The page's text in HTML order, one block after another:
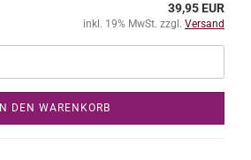
39,95 EUR
inkl. 19% MwSt. zzgl. Versand
IN DEN WARENKORB